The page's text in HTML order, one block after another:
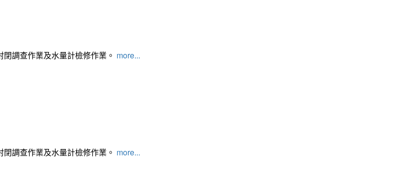
調查作業及水量計檢修作業。 more...
調查作業及水量計檢修作業。 more...